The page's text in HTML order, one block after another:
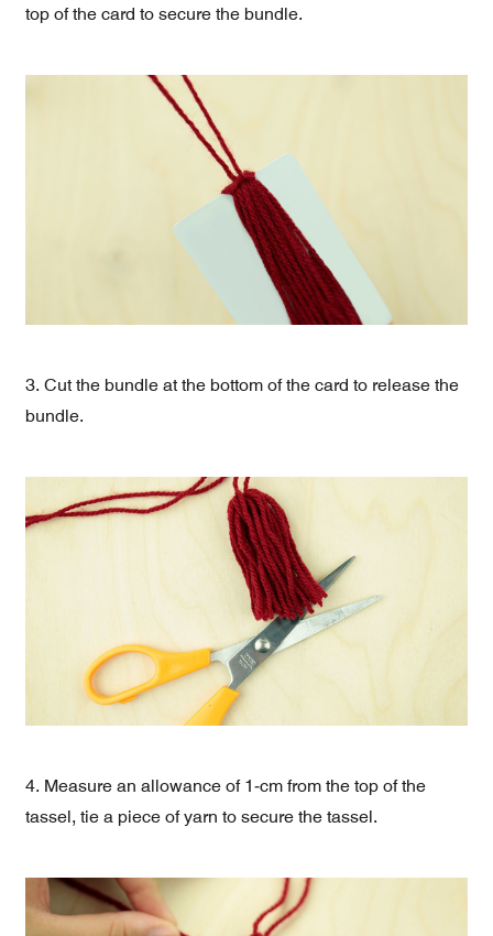
top of the card to secure the bundle.
3. Cut the bundle at the bottom of the card to release the
bundle.
4. Measure an allowance of 1-cm from the top of the
tassel, tie a piece of yarn to secure the tassel.